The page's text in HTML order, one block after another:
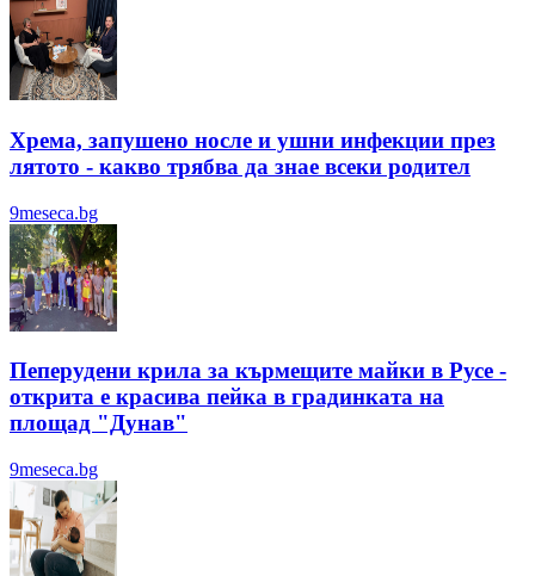
Хрема, запушено носле и ушни инфекции през
лятотo - какво трябва да знае всеки родител
9meseca.bg
Пеперудени крила за кърмещите майки в Русе -
открита е красива пейка в градинката на
площад "Дунав"
9meseca.bg